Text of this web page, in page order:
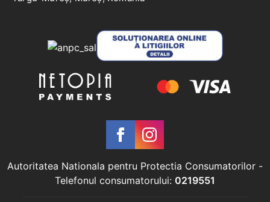
Autoritatea Nationala pentru Protectia Consumatorilor -
Telefonul consumatorului: 0219551